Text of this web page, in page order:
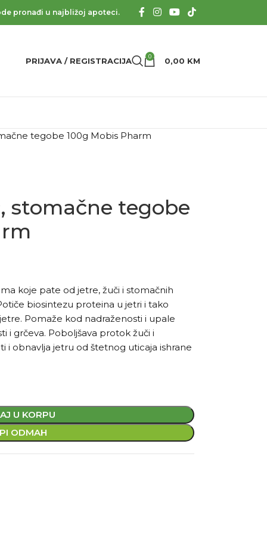
pronađi u najbližoj apoteci.
PRIJAVA / REGISTRACIJA 0 0,00 KM
tegobe 100g Mobis Pharm
stomačne tegobe
koje pate od jetre, žuči i stomačnih
biosintezu proteina u jetri i tako
Pomaže kod nadraženosti i upale
i grčeva. Poboljšava protok žuči i
i obnavlja jetru od štetnog uticaja ishrane
U KORPU
ODMAH